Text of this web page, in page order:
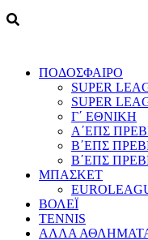
ΠΟΔΟΣΦΑΙΡΟ
SUPER
SUPER
Γ΄ ΕΘΝΙΚΗ
Α΄ΕΠΣ
Β΄ΕΠΣ
Β΄ΕΠΣ
ΜΠΑΣΚΕΤ
ΒΟΛΕΪ
TENNIS
ΑΛΛΑ